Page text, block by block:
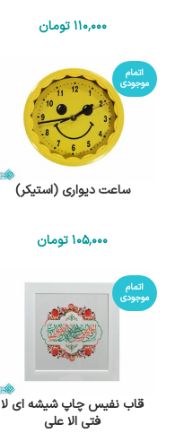
110٬000 تومان
اتمام
موجودی
ساعت دیواری (استیکر)
105٬000تومان
اتمام
موجودی
قاب نفیس چاپ شیشه ای لا
فتی الا علی